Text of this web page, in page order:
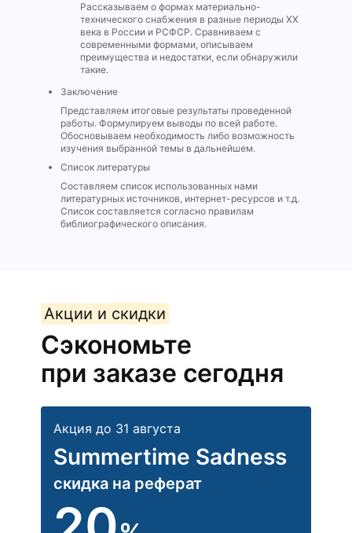
Рассказываем о формах материально-
технического снабжения в разные периоды ХХ
века в России и РСФСР. Сравниваем с
современными формами, описываем
преимущества и недостатки, если обнаружили
такие.
Заключение
Представляем итоговые результаты проведенной
работы. Формулируем выводы по всей работе.
Обосновываем необходимость либо возможность
изучения выбранной темы в дальнейшем.
Список литературы
Составляем список использованных нами
литературных источников, интернет-ресурсов и т.д.
Список составляется согласно правилам
библиографического описания.
Акции и скидки
Сэкономьте
при заказе сегодня
Акция до 31 августа
Summertime Sadness
скидка на реферат